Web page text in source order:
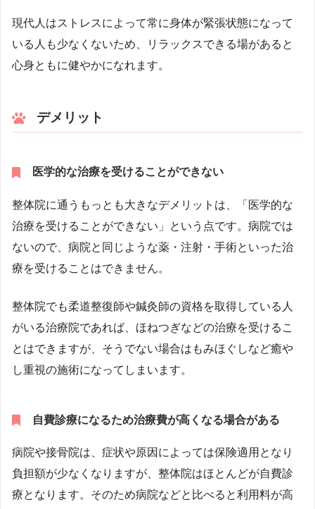
現代人はストレスによって常に身体が緊張状態になって
いる人も少なくないため、リラックスできる場があると
心身ともに健やかになれます。
デメリット
医学的な治療を受けることができない
整体院に通うもっとも大きなデメリットは、「医学的な
治療を受けることができない」という点です。病院では
ないので、病院と同じような薬・注射・手術といった治
療を受けることはできません。
整体院でも柔道整復師や鍼灸師の資格を取得している人
がいる治療院であれば、ほねつぎなどの治療を受けるこ
とはできますが、そうでない場合はもみほぐしなど癒や
し重視の施術になってしまいます。
自費診療になるため治療費が高くなる場合がある
病院や接骨院は、症状や原因によっては保険適用となり
負担額が少なくなりますが、整体院はほとんどが自費診
療となります。そのため病院などと比べると利用料が高